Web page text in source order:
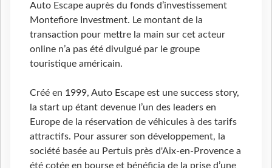
Auto Escape auprès du fonds d’investissement
Montefiore Investment. Le montant de la
transaction pour mettre la main sur cet acteur
online n’a pas été divulgué par le groupe
touristique américain.
Créé en 1999, Auto Escape est une success story,
la start up étant devenue l’un des leaders en
Europe de la réservation de véhicules à des tarifs
attractifs. Pour assurer son développement, la
société basée au Pertuis près d'Aix-en-Provence a
été cotée en bourse et bénéficia de la prise d’une